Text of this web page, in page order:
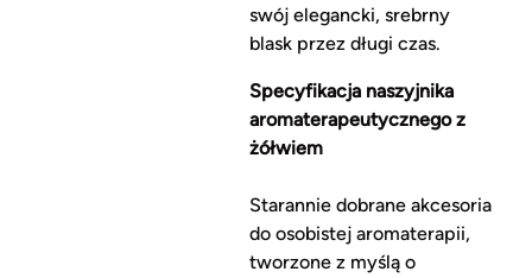
swój elegancki, srebrny
blask przez długi czas.
Specyfikacja naszyjnika
aromaterapeutycznego z
żółwiem
Starannie dobrane akcesoria
do osobistej aromaterapii,
tworzone z myślą o